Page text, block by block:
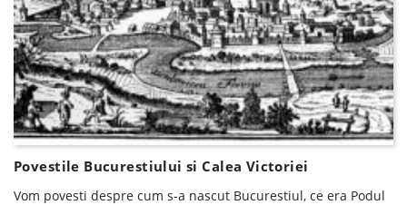
Povestile Bucurestiului si Calea Victoriei
Vom povesti despre cum s-a nascut Bucurestiul, ce era Podul